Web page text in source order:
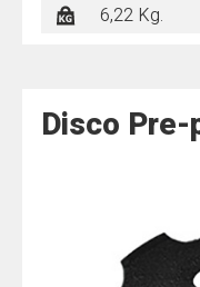
6,22 Kg.
Disco Pre-